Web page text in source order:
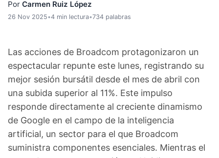
Por Carmen Ruiz López
26 Nov 2025•4 min lectura•734 palabras
Las acciones de Broadcom protagonizaron un
espectacular repunte este lunes, registrando su
mejor sesión bursátil desde el mes de abril con
una subida superior al 11%. Este impulso
responde directamente al creciente dinamismo
de Google en el campo de la inteligencia
artificial, un sector para el que Broadcom
suministra componentes esenciales. Mientras el